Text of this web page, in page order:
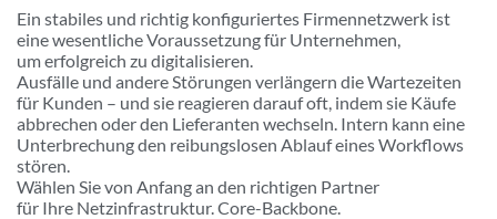
Ein stabiles und richtig konfiguriertes Firmennetzwerk ist
eine wesentliche Voraussetzung für Unternehmen,
um erfolgreich zu digitalisieren.
Ausfälle und andere Störungen verlängern die Wartezeiten
für Kunden – und sie reagieren darauf oft, indem sie Käufe
abbrechen oder den Lieferanten wechseln. Intern kann eine
Unterbrechung den reibungslosen Ablauf eines Workflows
stören.
Wählen Sie von Anfang an den richtigen Partner
für Ihre Netzinfrastruktur. Core-Backbone.